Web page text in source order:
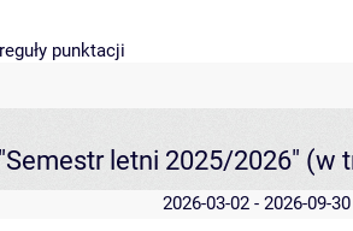
punktacji
letni 2025/2026" (w
2026-03-02 - 2026-09-30